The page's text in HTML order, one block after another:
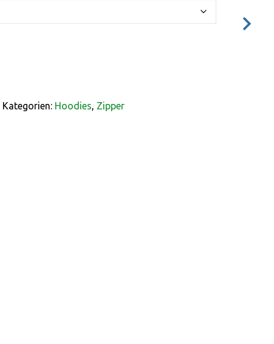
Kategorien: Hoodies Zipper